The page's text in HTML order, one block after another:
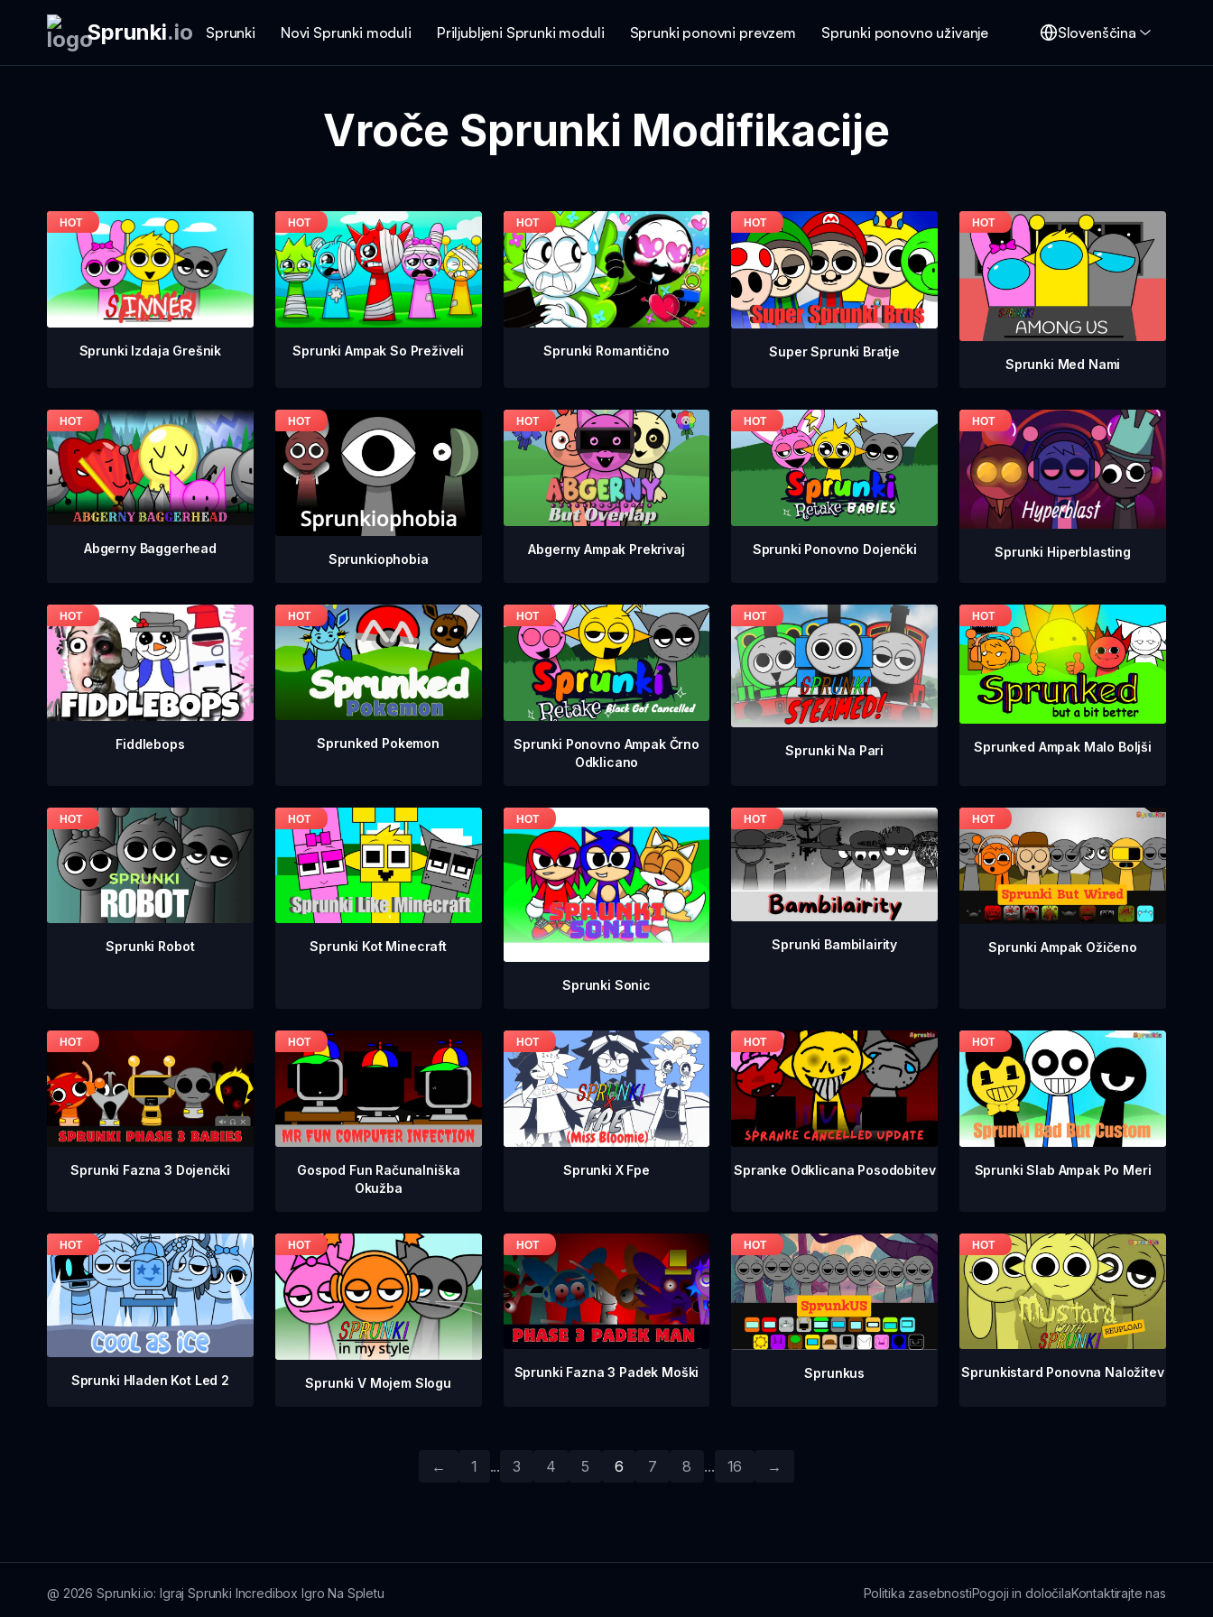
Sprunki.io Sprunki Novi Sprunki moduli Priljubljeni Sprunki moduli Sprunki ponovni prevzem Sprunki ponovno uživanje Slovenščina
Vroče Sprunki Modifikacije
Sprunki Izdaja Grešnik Sprunki Ampak So Preživeli Sprunki Romantično
Super Sprunki Bratje
Sprunki Med Nami
Abgerny Baggerhead
Sprunkiophobia
Abgerny Ampak Prekrivaj Sprunki Ponovno Dojenčki Sprunki Hiperblasting
Fiddlebops Sprunked Pokemon
Sprunki Ponovno Ampak Črno
Odklicano
Sprunki Na Pari Sprunked Ampak Malo Boljši
Sprunki Robot Sprunki Kot Minecraft
Sprunki Sonic
Sprunki Bambilairity Sprunki Ampak Ožičeno
Sprunki Fazna 3 Dojenčki
Gospod Fun Računalniška
Okužba
Sprunki X Fpe Spranke Odklicana Posodobitev Sprunki Slab Ampak Po Meri
Sprunki Hladen Kot Led 2 Sprunki V Mojem Slogu
Sprunki Fazna 3 Padek Moški Sprunkus Sprunkistard Ponovna Naložitev
← 1 ... 3 4 5 6 7 8 ... 16 →
@ 2026 Sprunki.io: Igraj Sprunki Incredibox Igro Na Spletu Politika zasebnostiPogoji in določilaKontaktirajte nas